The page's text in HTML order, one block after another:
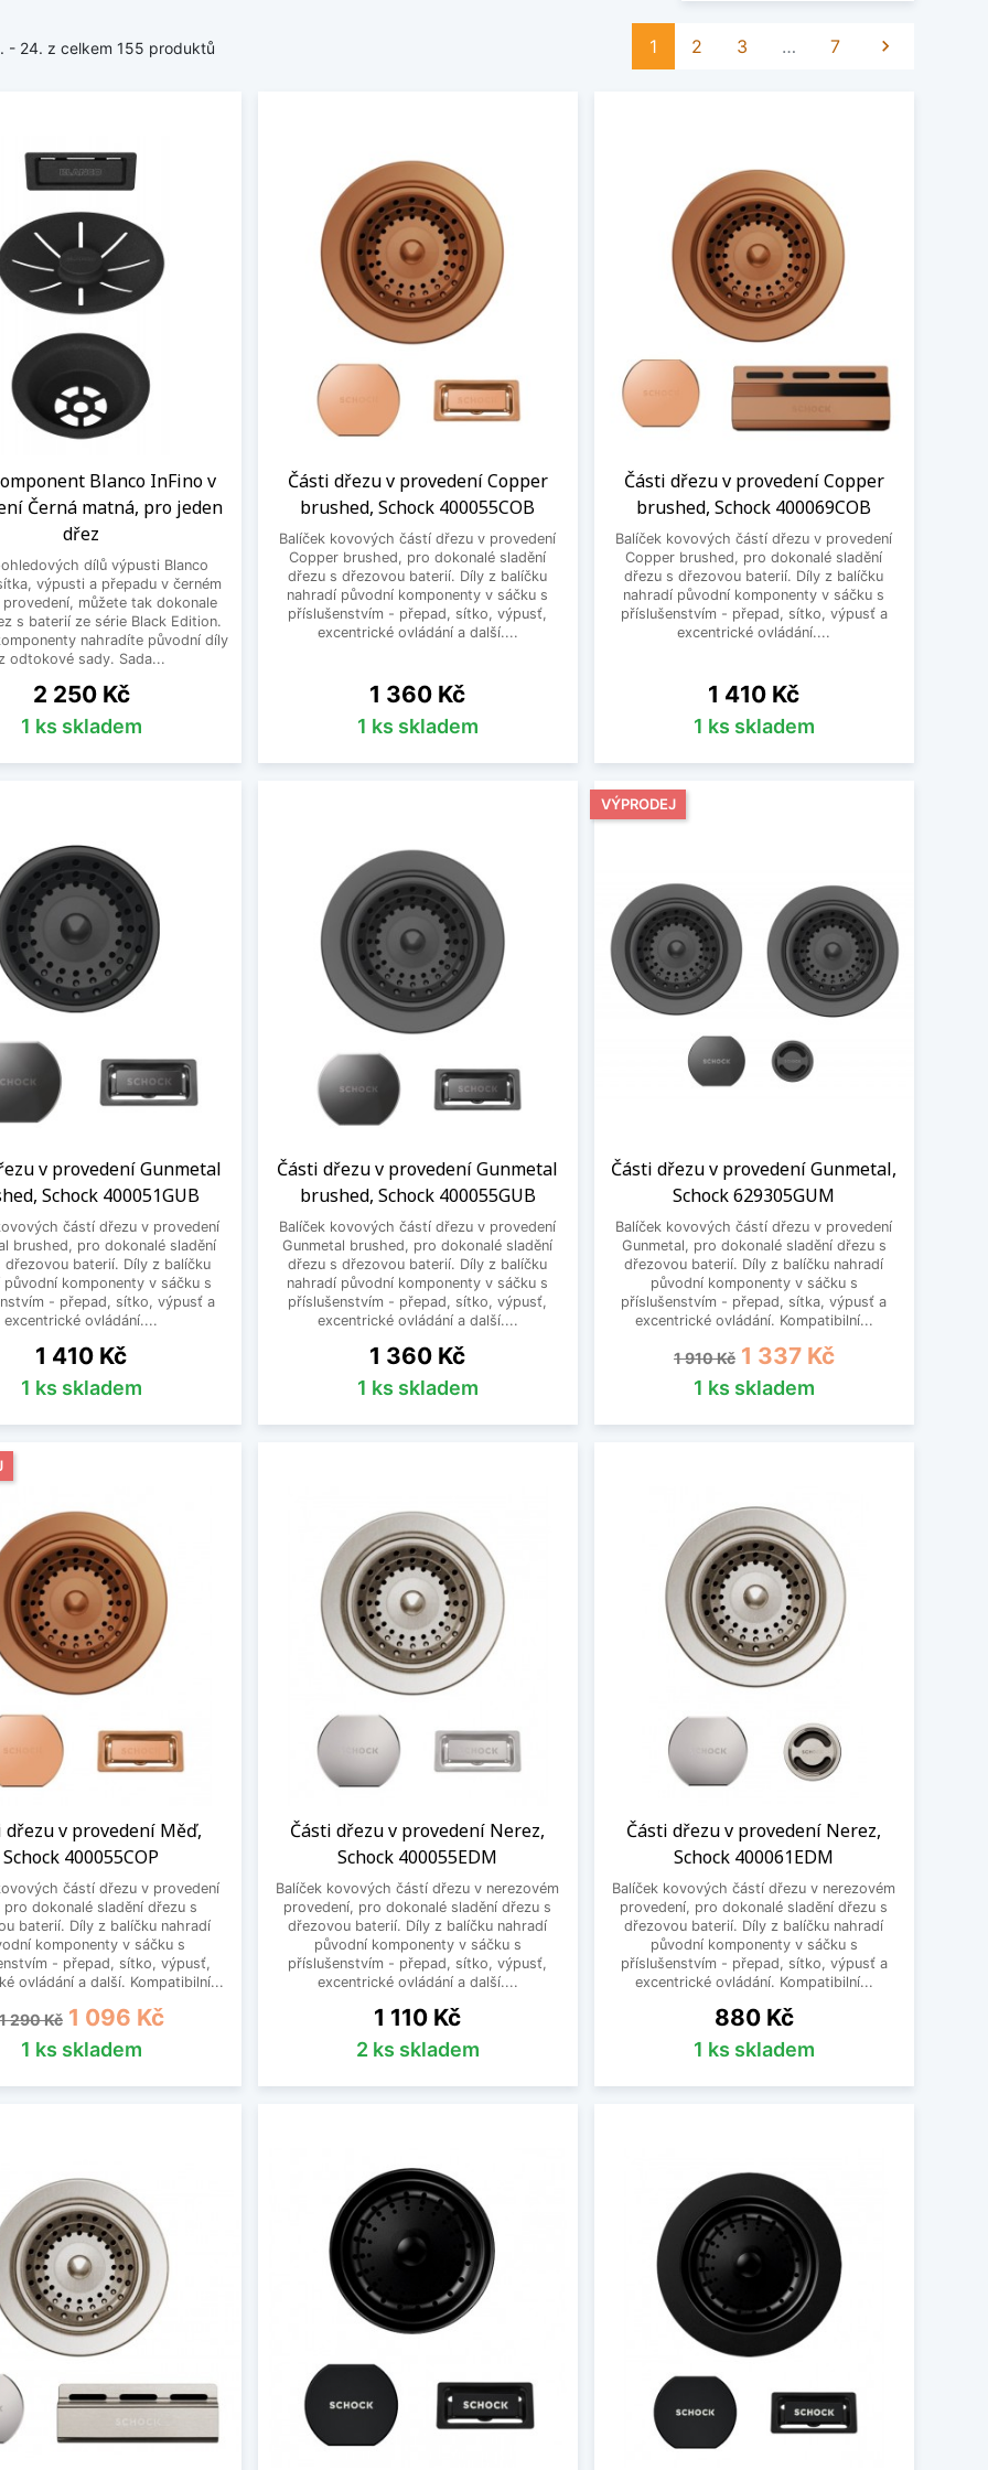
- 24. z celkem 155 produktů 1 2 3 … 7 Další

Blanco InFino v
Černá matná, pro jeden
dřez
dílů výpusti Blanco
výpusti a přepadu v černém
provedení, můžete tak dokonale
s baterií ze série Black Edition.
nahradíte původní díly
odtokové sady. Sada...
Cena
2 250 Kč
1 ks skladem
Části dřezu v provedení Copper
brushed, Schock 400055COB
Balíček kovových částí dřezu v provedení
Copper brushed, pro dokonalé sladění
dřezu s dřezovou baterií. Díly z balíčku
nahradí původní komponenty v sáčku s
příslušenstvím - přepad, sítko, výpusť,
excentrické ovládání a další....
Cena
1 360 Kč
1 ks skladem
Části dřezu v provedení Copper
brushed, Schock 400069COB
Balíček kovových částí dřezu v provedení
Copper brushed, pro dokonalé sladění
dřezu s dřezovou baterií. Díly z balíčku
nahradí původní komponenty v sáčku s
příslušenstvím - přepad, sítko, výpusť a
excentrické ovládání....
Cena
1 410 Kč
1 ks skladem
v provedení Gunmetal
Schock 400051GUB
částí dřezu v provedení
brushed, pro dokonalé sladění
dřezovou baterií. Díly z balíčku
původní komponenty v sáčku s
- přepad, sítko, výpusť a
excentrické ovládání....
Cena
1 410 Kč
1 ks skladem
Části dřezu v provedení Gunmetal
brushed, Schock 400055GUB
Balíček kovových částí dřezu v provedení
Gunmetal brushed, pro dokonalé sladění
dřezu s dřezovou baterií. Díly z balíčku
nahradí původní komponenty v sáčku s
příslušenstvím - přepad, sítko, výpusť,
excentrické ovládání a další....
Cena
1 360 Kč
1 ks skladem
Části dřezu v provedení Gunmetal,
Schock 629305GUM
Balíček kovových částí dřezu v provedení
Gunmetal, pro dokonalé sladění dřezu s
dřezovou baterií. Díly z balíčku nahradí
původní komponenty v sáčku s
příslušenstvím - přepad, sítka, výpusť a
excentrické ovládání. Kompatibilní...
Běžná cena
1 910 Kč Cena
1 337 Kč
1 ks skladem
VÝPRODEJ
dřezu v provedení Měď,
Schock 400055COP
částí dřezu v provedení
pro dokonalé sladění dřezu s
baterií. Díly z balíčku nahradí
komponenty v sáčku s
- přepad, sítko, výpusť,
ovládání a další. Kompatibilní...
cena
290 Kč Cena
1 096 Kč
1 ks skladem
Části dřezu v provedení Nerez,
Schock 400055EDM
Balíček kovových částí dřezu v nerezovém
provedení, pro dokonalé sladění dřezu s
dřezovou baterií. Díly z balíčku nahradí
původní komponenty v sáčku s
příslušenstvím - přepad, sítko, výpusť,
excentrické ovládání a další....
Cena
1 110 Kč
2 ks skladem
Části dřezu v provedení Nerez,
Schock 400061EDM
Balíček kovových částí dřezu v nerezovém
provedení, pro dokonalé sladění dřezu s
dřezovou baterií. Díly z balíčku nahradí
původní komponenty v sáčku s
příslušenstvím - přepad, sítko, výpusť a
excentrické ovládání. Kompatibilní...
Cena
880 Kč
1 ks skladem